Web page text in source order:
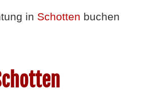
in Schotten buchen